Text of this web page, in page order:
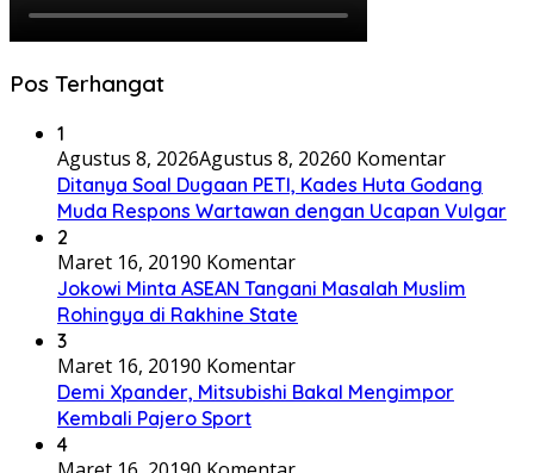
Pos Terhangat
1
Agustus 8, 2026Agustus 8, 20260 Komentar
Ditanya Soal Dugaan PETI, Kades Huta Godang
Muda Respons Wartawan dengan Ucapan Vulgar
2
Maret 16, 20190 Komentar
Jokowi Minta ASEAN Tangani Masalah Muslim
Rohingya di Rakhine State
3
Maret 16, 20190 Komentar
Demi Xpander, Mitsubishi Bakal Mengimpor
Kembali Pajero Sport
4